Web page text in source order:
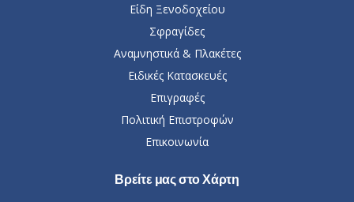
Είδη Ξενοδοχείου
Σφραγίδες
Αναμνηστικά & Πλακέτες
Ειδικές Κατασκευές
Επιγραφές
Πολιτική Επιστροφών
Επικοινωνία
Βρείτε μας στο Χάρτη